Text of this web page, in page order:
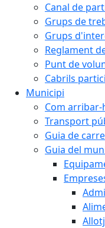
Canal de
Grups de
Grups
Reglament
Punt de
Cabrils
Municipi
Com arribar-
Transport
Guia de
Guia del